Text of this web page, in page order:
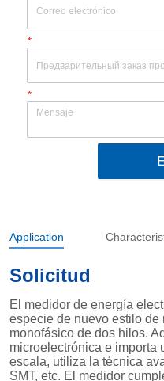
*
*
Application